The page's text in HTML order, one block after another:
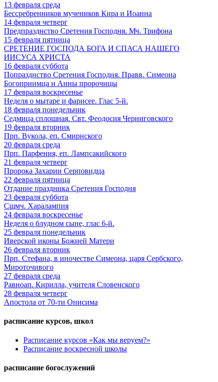
13 февраля среда
Бессребренников мучеников Кира и Иоанна
14 февраля четверг
Предпразднство Сретения Господня. Мч. Трифона
15 февраля пятница
СРЕТЕНИЕ ГОСПОДА БОГА И СПАСА НАШЕГО
ИИСУСА ХРИСТА
16 февраля суббота
Попразднство Сретения Господня. Правв. Симеона
Богоприимца и Анны пророчицы
17 февраля воскресенье
Неделя о мытаре и фарисее. Глас 5-й.
18 февраля понедельник
Седмица сплошная. Свт. Феодосия Черниговского
19 февраля вторник
Прп. Вукола, еп. Смирнского
20 февраля среда
Прп. Парфения, еп. Лампсакийского
21 февраля четверг
Пророка Захарии Серповидца
22 февраля пятница
Отдание праздника Сретения Господня
23 февраля суббота
Сщмч. Харалампия
24 февраля воскресенье
Неделя о блудном сыне, глас 6-й.
25 февраля понедельник
Иверской иконы Божией Матери
26 февраля вторник
Прп. Стефана, в иночестве Симеона, царя Сербского,
Мироточивого
27 февраля среда
Равноап. Кирилла, учителя Словенского
28 февраля четверг
Апостола от 70-ти Онисима
расписание курсов, школ
Расписание курсов «Как мы веруем?»
Расписание воскресной школы
расписание богослужений